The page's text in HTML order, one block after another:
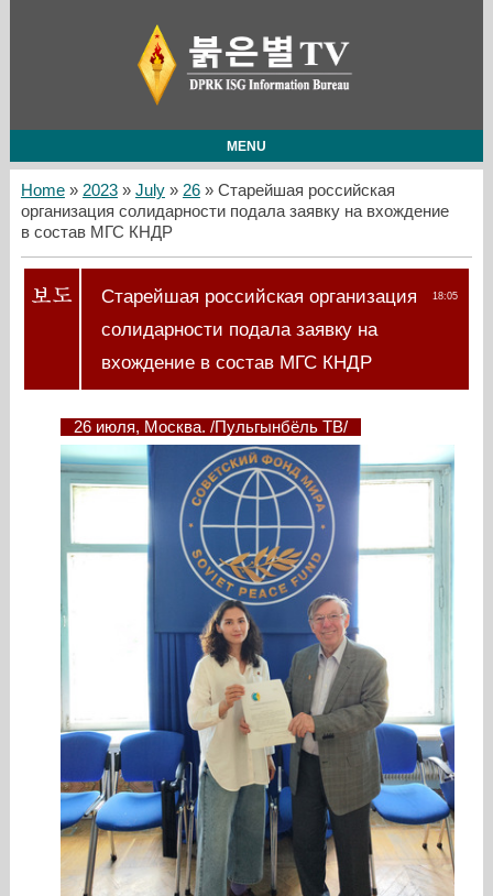
MENU
Home» 2023 » July » 26» Старейшая российская
организация солидарности подала заявку на вхождение
в состав МГС КНДР
18:05
Старейшая российская организация
солидарности подала заявку на
вхождение в состав МГС КНДР
26 июля, Москва. /Пульгынбёль ТВ/